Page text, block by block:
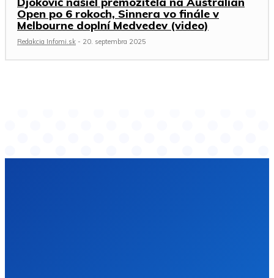
Open po 6 rokoch, Sinnera vo finále v
Melbourne doplní Medvedev (video)
Redakcia Infomi.sk - 20. septembra 2025